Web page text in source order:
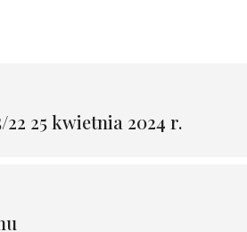
22 25 kwietnia 2024 r.